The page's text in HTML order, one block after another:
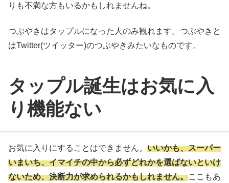
りも不満な方もいるかもしれませんね。
つぶやきはタップルになった人のみ観れます。つぶやきと
はTwitter(ツイッター)のつぶやきみたいなものです。
タップル誕生はお気に入
り機能ない
お気に入りにすることはできません。 いいかも、スーパー
いまいち、イマイチの中から必ずどれかを選ばないといけ
ないため、決断力が求められるかもしれません。ここもあ